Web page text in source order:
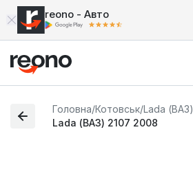
reono - Авто
Головна/Котовськ/Lada (ВАЗ)
Lada (ВАЗ) 2107 2008